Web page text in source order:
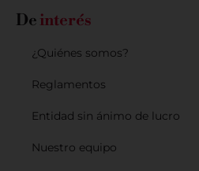
De interés
¿Quiénes somos?
Reglamentos
Entidad sin ánimo de lucro
Nuestro equipo